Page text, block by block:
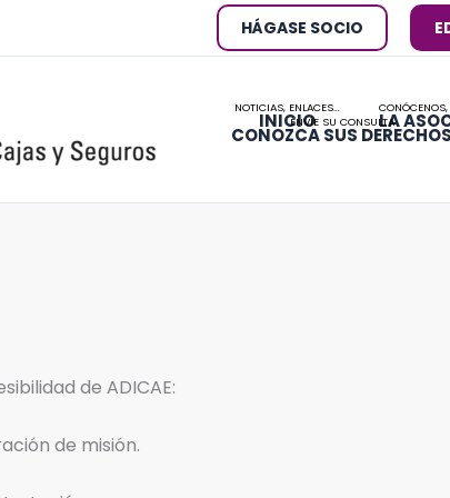
HÁGASE SOCIO
INICIO
NOTICIAS, ENLACES…
LA
CONÓCENOS,
CONOZCA SUS DERECHOS
ENVÍE SU CONSULTA
de ADICAE:
de misión.